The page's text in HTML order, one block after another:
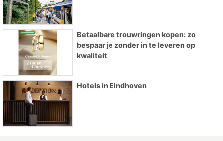
Betaalbare trouwringen kopen: zo
bespaar je zonder in te leveren op
kwaliteit
Hotels in Eindhoven